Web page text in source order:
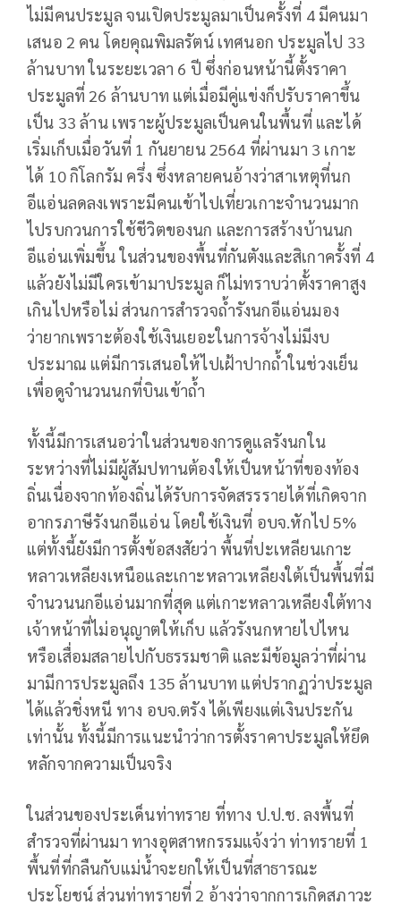
ไม่มีคนประมูล จนเปิดประมูลมาเป็นครั้งที่ 4 มีคนมา
เสนอ 2 คน โดยคุณพิมลรัตน์ เทศนอก ประมูลไป 33
ล้านบาท ในระยะเวลา 6 ปี ซึ่งก่อนหน้านี้ตั้งราคา
ประมูลที่ 26 ล้านบาท แต่เมื่อมีคู่แข่งก็ปรับราคาขึ้น
เป็น 33 ล้าน เพราะผู้ประมูลเป็นคนในพื้นที่ และได้
เริ่มเก็บเมื่อวันที่ 1 กันยายน 2564 ที่ผ่านมา 3 เกาะ
ได้ 10 กิโลกรัม ครึ่ง ซึ่งหลายคนอ้างว่าสาเหตุที่นก
อีแอ่นลดลงเพราะมีคนเข้าไปเที่ยวเกาะจำนวนมาก
ไปรบกวนการใช้ชีวิตของนก และการสร้างบ้านนก
อีแอ่นเพิ่มขึ้น ในส่วนของพื้นที่กันตังและสิเกาครั้งที่ 4
แล้วยังไม่มีใครเข้ามาประมูล ก็ไม่ทราบว่าตั้งราคาสูง
เกินไปหรือไม่ ส่วนการสำรวจถ้ำรังนกอีแอ่นมอง
ว่ายากเพราะต้องใช้เงินเยอะในการจ้างไม่มีงบ
ประมาณ แต่มีการเสนอให้ไปเฝ้าปากถ้ำในช่วงเย็น
เพื่อดูจำนวนนกที่บินเข้าถ้ำ
ทั้งนี้มีการเสนอว่าในส่วนของการดูแลรังนกใน
ระหว่างที่ไม่มีผู้สัมปทานต้องให้เป็นหน้าที่ของท้อง
ถิ่นเนื่องจากท้องถิ่นได้รับการจัดสรรรายได้ที่เกิดจาก
อากรภาษีรังนกอีแอ่น โดยใช้เงินที่ อบจ.หักไป 5%
แต่ทั้งนี้ยังมีการตั้งข้อสงสัยว่า พื้นที่ปะเหลียนเกาะ
หลาวเหลียงเหนือและเกาะหลาวเหลียงใต้เป็นพื้นที่มี
จำนวนนกอีแอ่นมากที่สุด แต่เกาะหลาวเหลียงใต้ทาง
เจ้าหน้าที่ไม่อนุญาตให้เก็บ แล้วรังนกหายไปไหน
หรือเสื่อมสลายไปกับธรรมชาติ และมีข้อมูลว่าที่ผ่าน
มามีการประมูลถึง 135 ล้านบาท แต่ปรากฏว่าประมูล
ได้แล้วชิ่งหนี ทาง อบจ.ตรัง ได้เพียงแต่เงินประกัน
เท่านั้น ทั้งนี้มีการแนะนำว่าการตั้งราคาประมูลให้ยึด
หลักจากความเป็นจริง
ในส่วนของประเด็นท่าทราย ที่ทาง ป.ป.ช. ลงพื้นที่
สำรวจที่ผ่านมา ทางอุตสาหกรรมแจ้งว่า ท่าทรายที่ 1
พื้นที่ที่กลืนกับแม่น้ำจะยกให้เป็นที่สาธารณะ
ประโยชน์ ส่วนท่าทรายที่ 2 อ้างว่าจากการเกิดสภาวะ